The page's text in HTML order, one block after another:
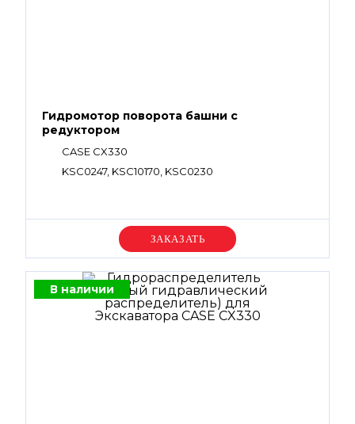
Гидромотор поворота башни с
редуктором
CASE CX330
KSC0247, KSC10170, KSC0230
Уточняйте цену
В наличии